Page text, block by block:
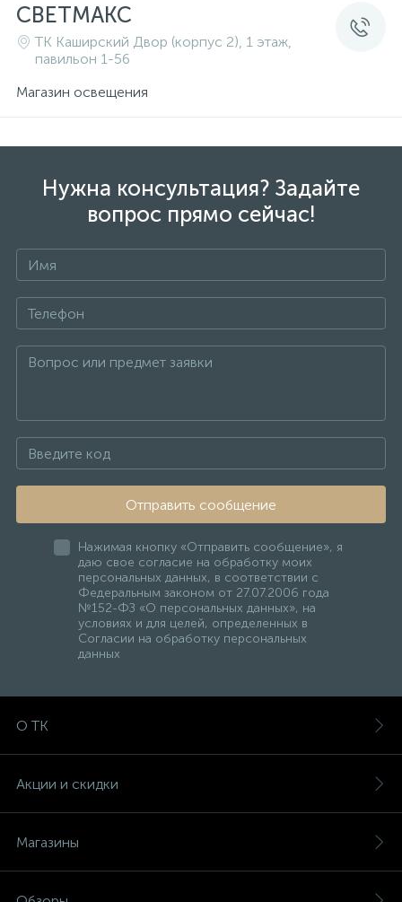
СВЕТМАКС
ТК Каширский Двор (корпус 2), 1 этаж,
павильон 1-56
Магазин освещения
Нужна консультация? Задайте
вопрос прямо сейчас!
Отправить сообщение
Нажимая кнопку «Отправить сообщение», я
даю свое согласие на обработку моих
персональных данных, в соответствии с
Федеральным законом от 27.07.2006 года
№152-ФЗ «О персональных данных», на
условиях и для целей, определенных в
Согласии на обработку персональных
данных
О ТК
Акции и скидки
Магазины